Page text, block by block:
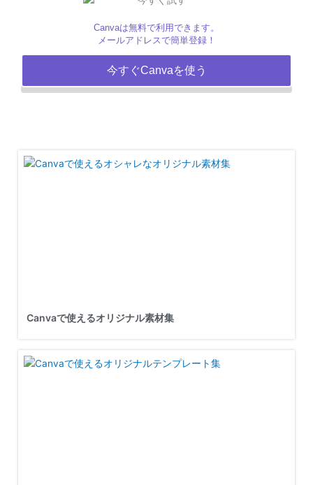
Canvaは無料で利用できます。
メールアドレスで簡単登録！
今すぐCanvaを使う
Canvaで使えるオリジナル素材集